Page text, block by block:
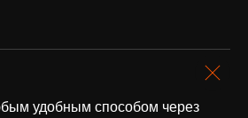
удобным способом через
и странам